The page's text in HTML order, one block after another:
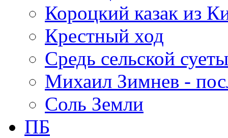
Короцкий казак из
Крестный ход
Средь сельской суеты
Михаил Зимнев -
Соль Земли
ПБ